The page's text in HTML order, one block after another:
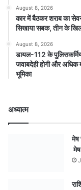
August 8, 2026
कार में बैठकर शराब का
सिखाया सबक, तीन के
August 8, 2026
डायल-112 के पुलिसकर्मियों
जवाबदेही होगी और अधिक
भूमिका
अध्यात्म
मेष
मेष